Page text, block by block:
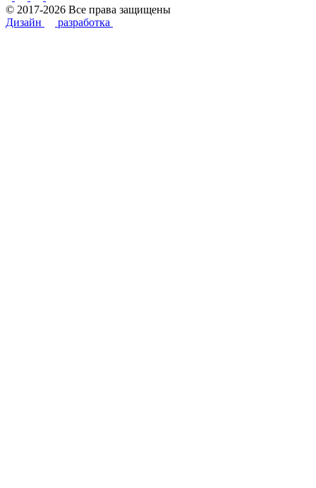
© 2017-2026 Все права защищены
Дизайн
разработка